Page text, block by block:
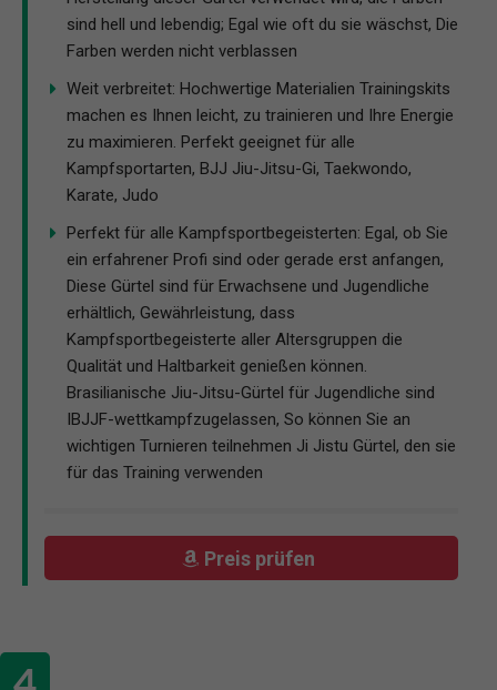
sind hell und lebendig; Egal wie oft du sie wäschst, Die
Farben werden nicht verblassen
Weit verbreitet: Hochwertige Materialien Trainingskits
machen es Ihnen leicht, zu trainieren und Ihre Energie
zu maximieren. Perfekt geeignet für alle
Kampfsportarten, BJJ Jiu-Jitsu-Gi, Taekwondo,
Karate, Judo
Perfekt für alle Kampfsportbegeisterten: Egal, ob Sie
ein erfahrener Profi sind oder gerade erst anfangen,
Diese Gürtel sind für Erwachsene und Jugendliche
erhältlich, Gewährleistung, dass
Kampfsportbegeisterte aller Altersgruppen die
Qualität und Haltbarkeit genießen können.
Brasilianische Jiu-Jitsu-Gürtel für Jugendliche sind
IBJJF-wettkampfzugelassen, So können Sie an
wichtigen Turnieren teilnehmen Ji Jistu Gürtel, den sie
für das Training verwenden
Preis prüfen